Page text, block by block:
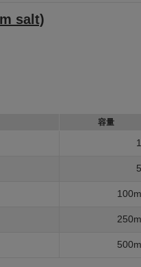
salt)
容量